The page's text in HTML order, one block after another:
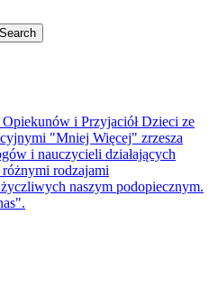
i Przyjaciół Dzieci ze
"Mniej Więcej" zrzesza
i nauczycieli działających
rodzajami
naszym podopiecznym.